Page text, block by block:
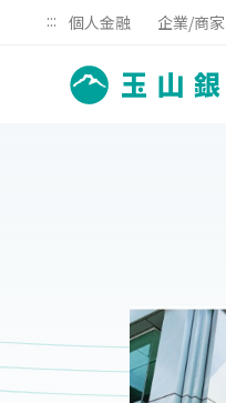
::: 個人金融 企業/商家